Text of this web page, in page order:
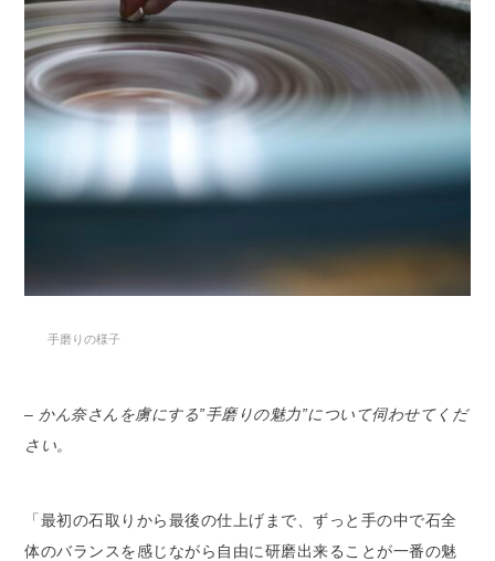
手磨りの様子
– かん奈さんを虜にする”手磨りの魅力”について伺わせてくだ
さい。
「最初の石取りから最後の仕上げまで、ずっと手の中で石全
体のバランスを感じながら自由に研磨出来ることが一番の魅